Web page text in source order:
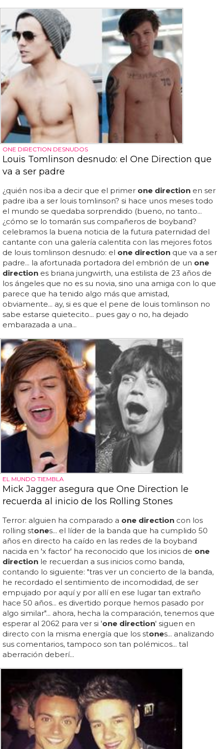
ONE DIRECTION DESNUDOS
Louis Tomlinson desnudo: el One Direction que
va a ser padre
¿quién nos iba a decir que el primer one direction en ser
padre iba a ser louis tomlinson? si hace unos meses todo
el mundo se quedaba sorprendido (bueno, no tanto...
¿cómo se lo tomarán sus compañeros de boyband?
celebramos la buena noticia de la futura paternidad del
cantante con una galería calentita con las mejores fotos
de louis tomlinson desnudo: el one direction que va a ser
padre... la afortunada portadora del embrión de un one
direction es briana jungwirth, una estilista de 23 años de
los ángeles que no es su novia, sino una amiga con lo que
parece que ha tenido algo más que amistad,
obviamente... ay, si es que el pene de louis tomlinson no
sabe estarse quietecito... pues gay o no, ha dejado
embarazada a una...
EL MUNDO TIEMBLA
Mick Jagger asegura que One Direction le
recuerda al inicio de los Rolling Stones
Terror: alguien ha comparado a one direction con los
rolling stones... el líder de la banda que ha cumplido 50
años en directo ha caído en las redes de la boyband
nacida en 'x factor' ha reconocido que los inicios de one
direction le recuerdan a sus inicios como banda,
contando lo siguiente: "tras ver un concierto de la banda,
he recordado el sentimiento de incomodidad, de ser
empujado por aquí y por allí en ese lugar tan extraño
hace 50 años... es divertido porque hemos pasado por
algo similar"... ahora, hecha la comparación, tenemos que
esperar al 2062 para ver si 'one direction' siguen en
directo con la misma energía que los stones... analizando
sus comentarios, tampoco son tan polémicos... tal
aberración deberí...